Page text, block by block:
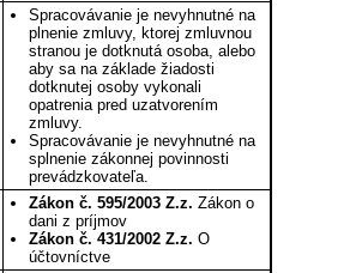
Spracovávanie je nevyhnutné na
plnenie zmluvy, ktorej zmluvnou
stranou je dotknutá osoba, alebo
aby sa na základe žiadosti
dotknutej osoby vykonali
opatrenia pred uzatvorením
zmluvy.
Spracovávanie je nevyhnutné na
splnenie zákonnej povinnosti
prevádzkovateľa.
Zákon č. 595/2003 Z.z. Zákon o
dani z príjmov
Zákon č. 431/2002 Z.z. O
účtovníctve